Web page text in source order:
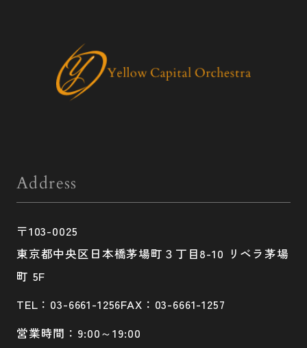
Address
〒103-0025
東京都中央区日本橋茅場町３丁目8-10 リベラ茅場
町 5F
TEL：03-6661-1256FAX：03-6661-1257
営業時間：9:00～19:00